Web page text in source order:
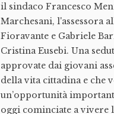
il sindaco Francesco
Marchesani, l'assessora
Fioravante e Gabriele
Cristina Eusebi. Una
approvate dai giovani
della vita cittadina e che
un’opportunità
oggi cominciate a vivere